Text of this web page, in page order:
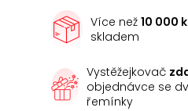
Více než10 000
skladem
Vystěžejkovač
objednávce se
řemínky